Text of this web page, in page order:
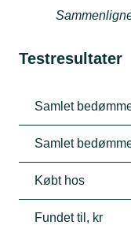
Testresultater
Samlet
Samlet
Købt hos
Fundet til, kr